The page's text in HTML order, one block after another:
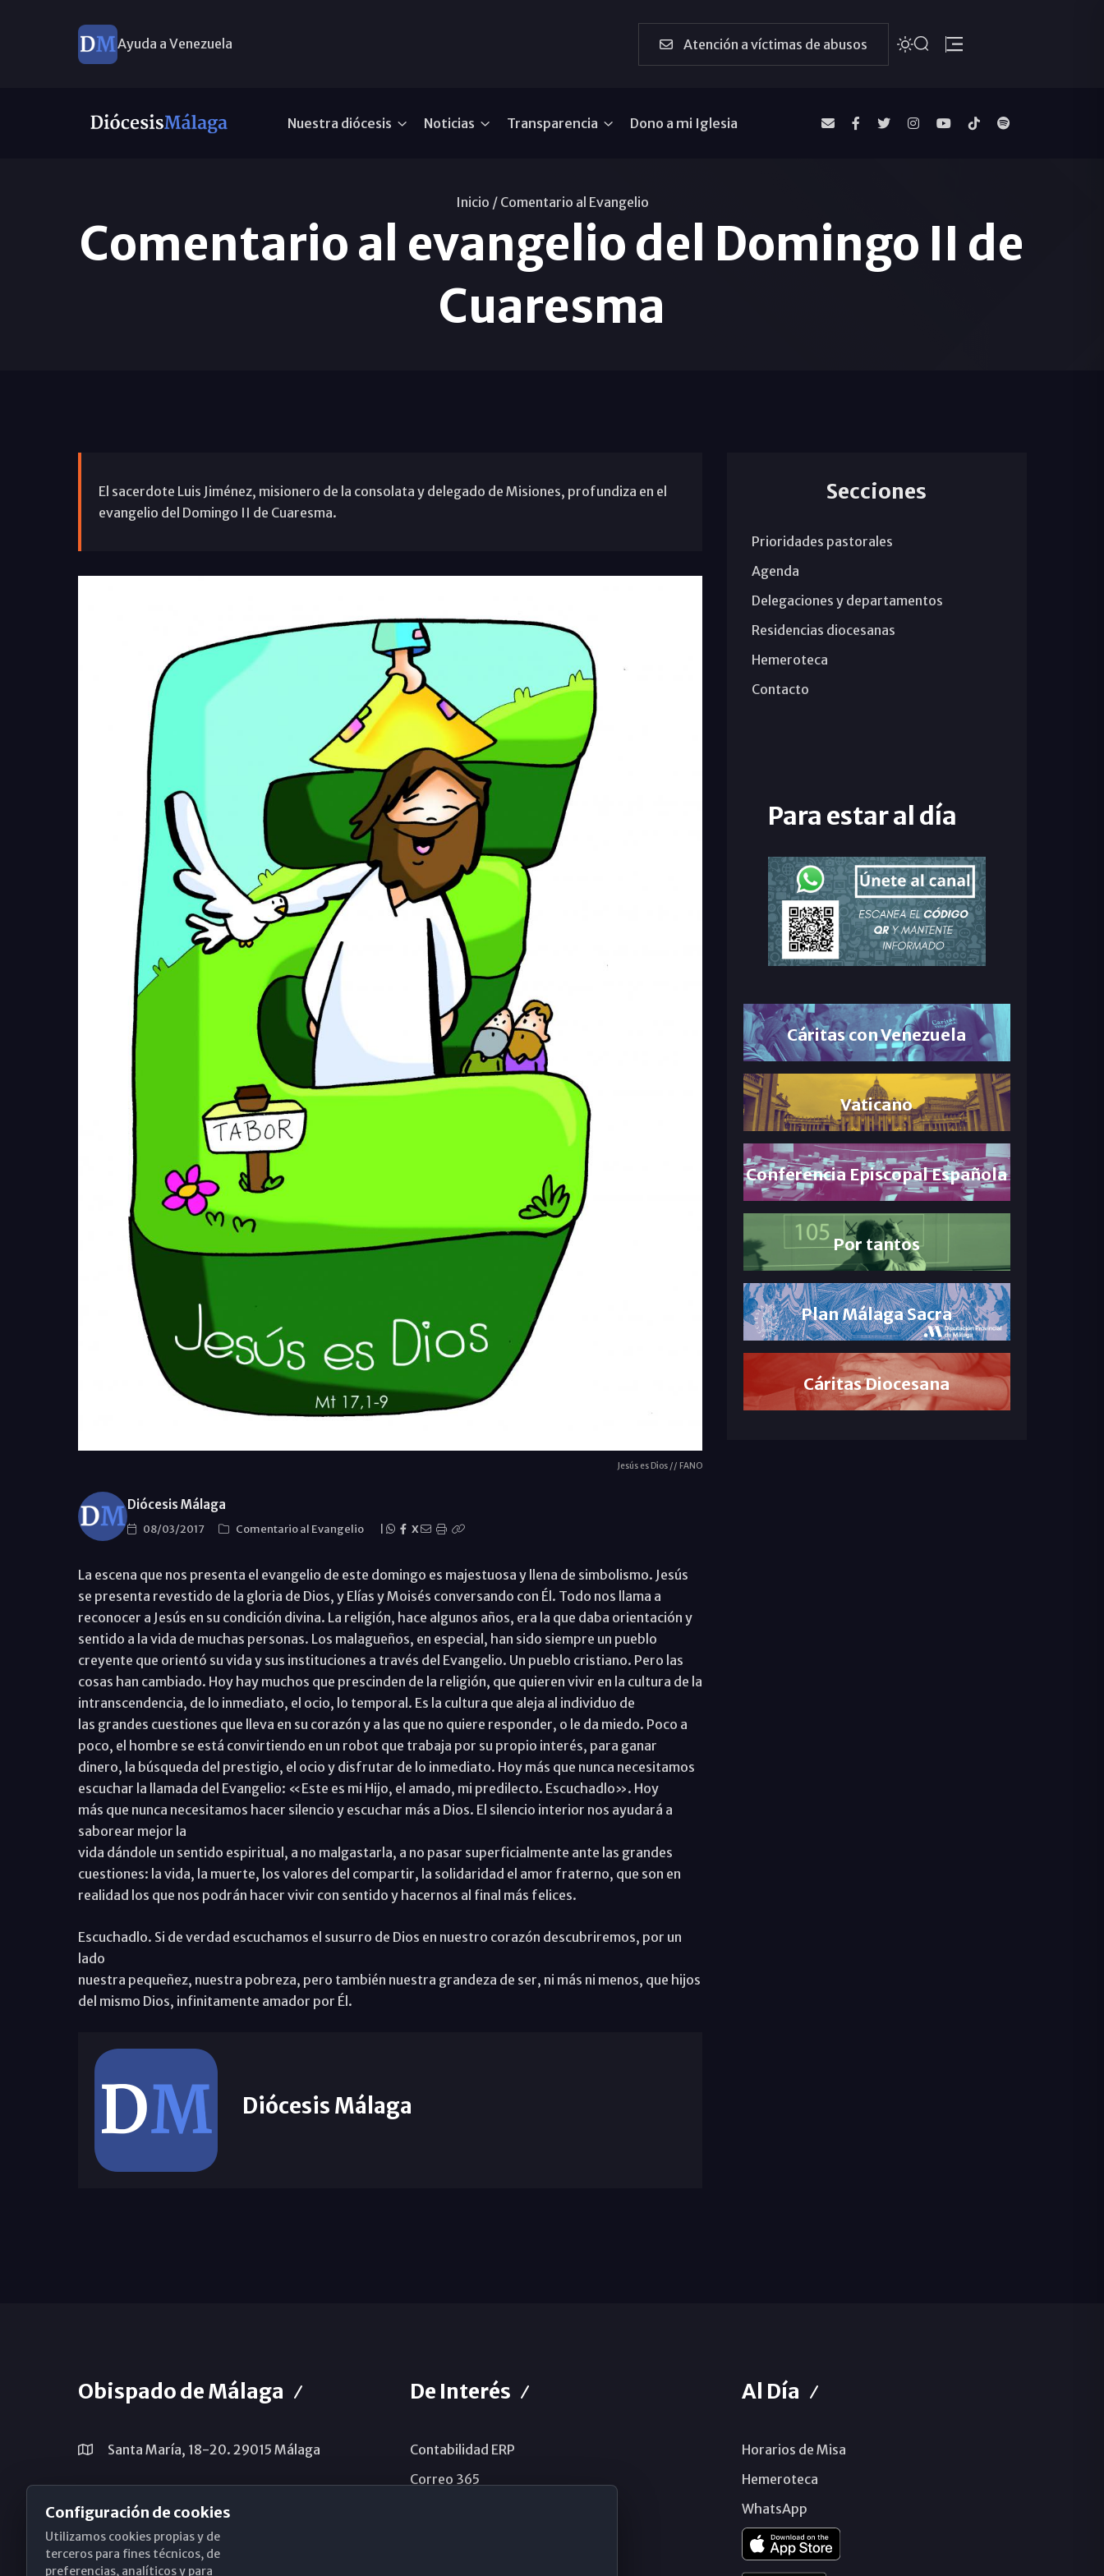
Ayuda a Venezuela Atención a víctimas de abusos
Nuestra diócesis Noticias Transparencia Dono a mi Iglesia
Inicio / Comentario al Evangelio
Comentario al evangelio del Domingo II de
Cuaresma
El sacerdote Luis Jiménez, misionero de la consolata y delegado de Misiones, profundiza en el
evangelio del Domingo II de Cuaresma.
Jesús es Dios // FANO
Diócesis Málaga
08/03/2017 Comentario al Evangelio X
La escena que nos presenta el evangelio de este domingo es majestuosa y llena de simbolismo. Jesús
se presenta revestido de la gloria de Dios, y Elías y Moisés conversando con Él. Todo nos llama a
reconocer a Jesús en su condición divina. La religión, hace algunos años, era la que daba orientación y
sentido a la vida de muchas personas. Los malagueños, en especial, han sido siempre un pueblo
creyente que orientó su vida y sus instituciones a través del Evangelio. Un pueblo cristiano. Pero las
cosas han cambiado. Hoy hay muchos que prescinden de la religión, que quieren vivir en la cultura de la
intranscendencia, de lo inmediato, el ocio, lo temporal. Es la cultura que aleja al individuo de
las grandes cuestiones que lleva en su corazón y a las que no quiere responder, o le da miedo. Poco a
poco, el hombre se está convirtiendo en un robot que trabaja por su propio interés, para ganar
dinero, la búsqueda del prestigio, el ocio y disfrutar de lo inmediato. Hoy más que nunca necesitamos
escuchar la llamada del Evangelio: «Este es mi Hijo, el amado, mi predilecto. Escuchadlo». Hoy
más que nunca necesitamos hacer silencio y escuchar más a Dios. El silencio interior nos ayudará a
saborear mejor la
vida dándole un sentido espiritual, a no malgastarla, a no pasar superficialmente ante las grandes
cuestiones: la vida, la muerte, los valores del compartir, la solidaridad el amor fraterno, que son en
realidad los que nos podrán hacer vivir con sentido y hacernos al final más felices.
Escuchadlo. Si de verdad escuchamos el susurro de Dios en nuestro corazón descubriremos, por un
lado
nuestra pequeñez, nuestra pobreza, pero también nuestra grandeza de ser, ni más ni menos, que hijos
del mismo Dios, infinitamente amador por Él.
Diócesis Málaga
Secciones
Prioridades pastorales
Agenda
Delegaciones y departamentos
Residencias diocesanas
Hemeroteca
Contacto
Para estar al día
Cáritas con Venezuela
Vaticano
Conferencia Episcopal Española
Por tantos
Plan Málaga Sacra
Cáritas Diocesana
Obispado de Málaga
Santa María, 18-20. 29015 Málaga
obispado@diocesismalaga.es
De Interés
Contabilidad ERP
Correo 365
Al Día
Horarios de Misa
Hemeroteca
WhatsApp
Configuración de cookies
Utilizamos cookies propias y de
terceros para fines técnicos, de
preferencias, analíticos y para